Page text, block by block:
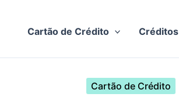
Cartão de Crédito Créditos
Cartão de Crédito